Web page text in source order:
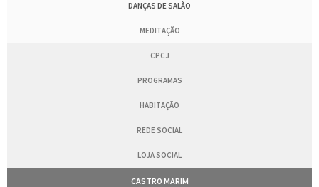
DANÇAS DE SALÃO
MEDITAÇÃO
CPCJ
PROGRAMAS
HABITAÇÃO
REDE SOCIAL
LOJA SOCIAL
CASTRO MARIM